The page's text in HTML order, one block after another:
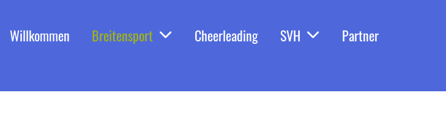
Willkommen Breitensport Cheerleading SVH Partner